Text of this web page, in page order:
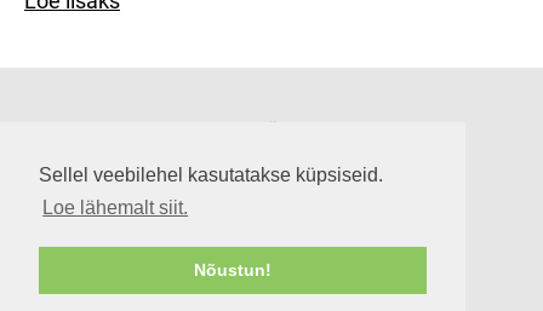
Sellel veebilehel kasutatakse küpsiseid.
Loe lähemalt siit.
Nõustun!
info@suuremoisaloss.ee
LOSSI LAHTIOLEKUAJAD